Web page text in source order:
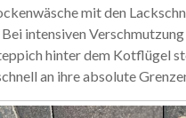
mit den
intensiven
hinter dem Kotflügel
an ihre absolute